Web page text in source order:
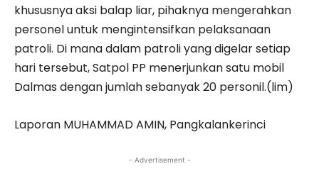
khususnya aksi balap liar, pihaknya mengerahkan
personel untuk mengintensifkan pelaksanaan
patroli. Di mana dalam patroli yang digelar setiap
hari tersebut, Satpol PP menerjunkan satu mobil
Dalmas dengan jumlah sebanyak 20 personil.(lim)
Laporan MUHAMMAD AMIN, Pangkalankerinci
- Advertisement -